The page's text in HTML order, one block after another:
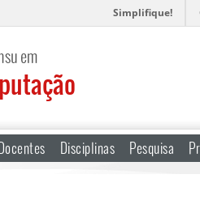
Simplifique!
em
Disciplinas Pesquisa